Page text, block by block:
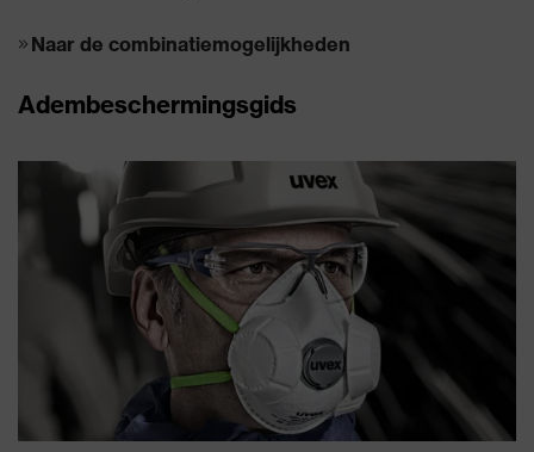
Naar de combinatiemogelijkheden
Adembeschermingsgids